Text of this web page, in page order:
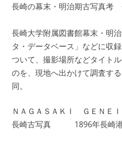
長崎の幕末・明治期古写真
長崎大学附属図書館幕末・明
タ・データベース」などに収
ついて、撮影場所などタイト
のを、現地へ出かけて調査す
同。
ＮＡＧＡＳＡＫＩ ＧＥＮＥＩ
長崎古写真 1896年長崎